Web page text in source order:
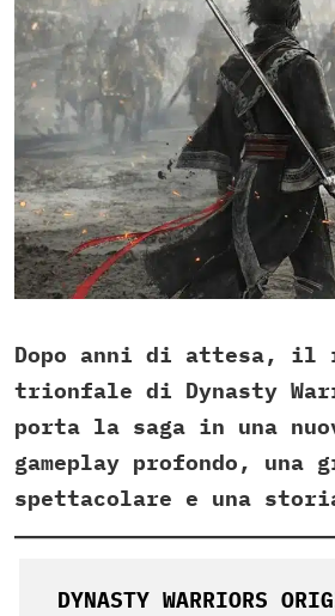
Dopo anni di attesa, il
trionfale di Dynasty
porta la saga in una
gameplay profondo, una
spettacolare e una
DYNASTY WARRIORS